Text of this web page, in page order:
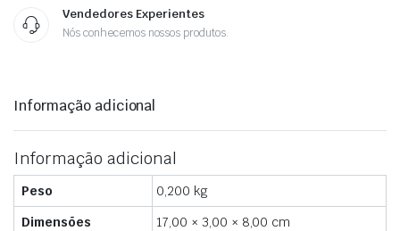
Vendedores Experientes
Nós conhecemos nossos produtos.
Informação adicional
Informação adicional
Peso
0,200 kg
Dimensões
17,00 × 3,00 × 8,00 cm